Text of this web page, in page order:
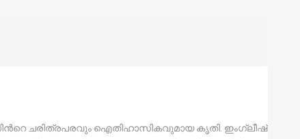
ചരിത്രപരവും ഐതിഹാസികവുമായ കൃതി. ഇംഗ്ലീഷ്